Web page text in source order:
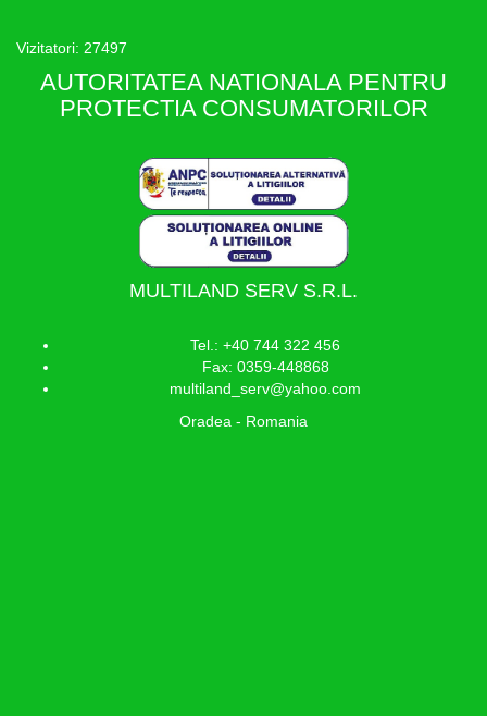
Vizitatori: 27497
AUTORITATEA NATIONALA PENTRU
PROTECTIA CONSUMATORILOR
MULTILAND SERV S.R.L.
Tel.: +40 744 322 456
Fax: 0359-448868
multiland_serv@yahoo.com
Oradea - Romania